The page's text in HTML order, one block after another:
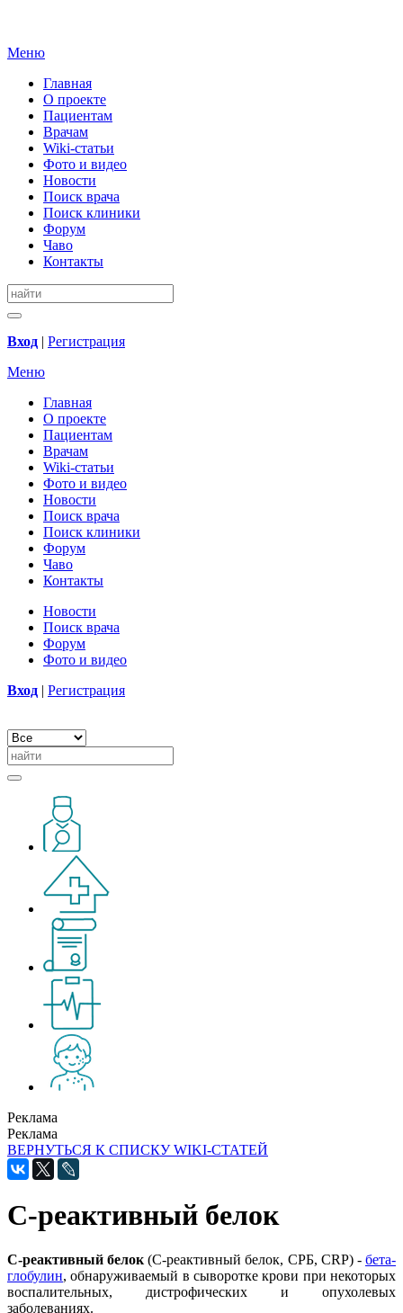
Меню
Главная
О проекте
Пациентам
Врачам
Wiki-статьи
Фото и видео
Новости
Поиск врача
Поиск клиники
Форум
Чаво
Контакты
Вход | Регистрация
Меню
Главная
О проекте
Пациентам
Врачам
Wiki-статьи
Фото и видео
Новости
Поиск врача
Поиск клиники
Форум
Чаво
Контакты
Новости
Поиск врача
Форум
Фото и видео
Вход | Регистрация
Реклама
Реклама
ВЕРНУТЬСЯ К СПИСКУ WIKI-СТАТЕЙ
C-реактивный белок
C-реактивный белок (С-реактивный белок, СРБ, CRP) -бета-
глобулин, обнаруживаемый в сыворотке крови при некоторых
воспалительных, дистрофических и опухолевых
заболеваниях.